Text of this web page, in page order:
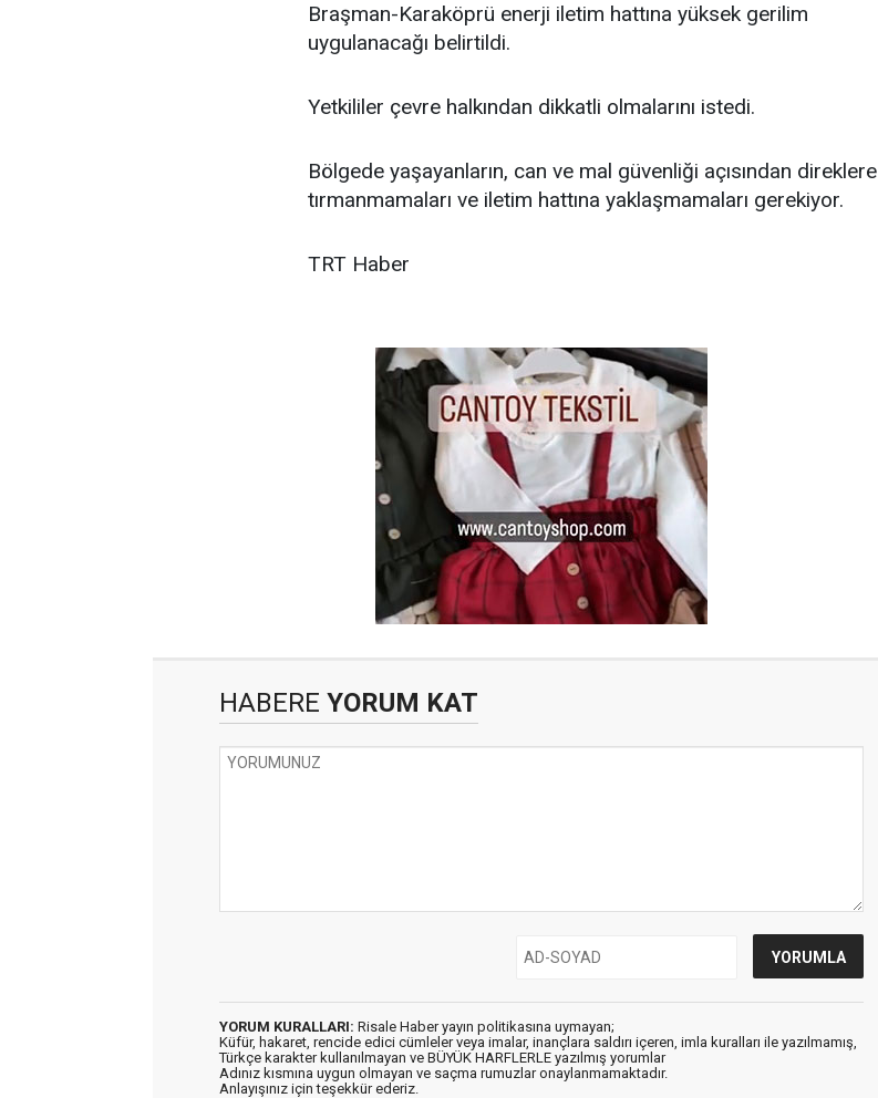
Braşman-Karaköprü enerji iletim hattına yüksek gerilim
uygulanacağı belirtildi.
Yetkililer çevre halkından dikkatli olmalarını istedi.
Bölgede yaşayanların, can ve mal güvenliği açısından direklere
tırmanmamaları ve iletim hattına yaklaşmamaları gerekiyor.
TRT Haber
HABERE YORUM KAT
YORUM KURALLARI: Risale Haber yayın politikasına uymayan;
Küfür, hakaret, rencide edici cümleler veya imalar, inançlara saldırı içeren, imla kuralları ile yazılmamış,
Türkçe karakter kullanılmayan ve BÜYÜK HARFLERLE yazılmış yorumlar
Adınız kısmına uygun olmayan ve saçma rumuzlar onaylanmamaktadır.
Anlayışınız için teşekkür ederiz.